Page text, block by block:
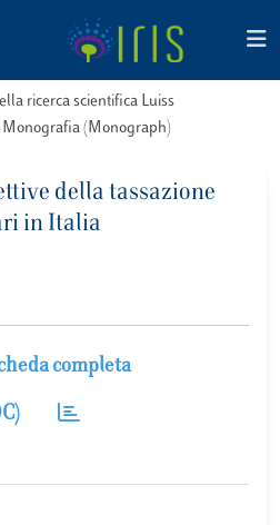
ricerca scientifica Luiss
Monografia (Monograph)
della tassazione
in Italia
completa